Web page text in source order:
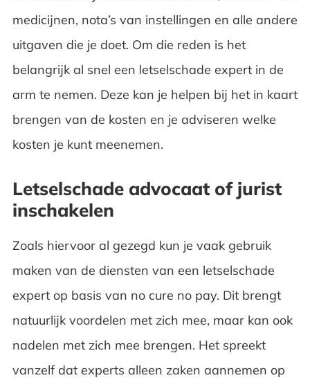
medicijnen, nota’s van instellingen en alle andere
uitgaven die je doet. Om die reden is het
belangrijk al snel een letselschade expert in de
arm te nemen. Deze kan je helpen bij het in kaart
brengen van de kosten en je adviseren welke
kosten je kunt meenemen.
Letselschade advocaat of jurist
inschakelen
Zoals hiervoor al gezegd kun je vaak gebruik
maken van de diensten van een letselschade
expert op basis van no cure no pay. Dit brengt
natuurlijk voordelen met zich mee, maar kan ook
nadelen met zich mee brengen. Het spreekt
vanzelf dat experts alleen zaken aannemen op